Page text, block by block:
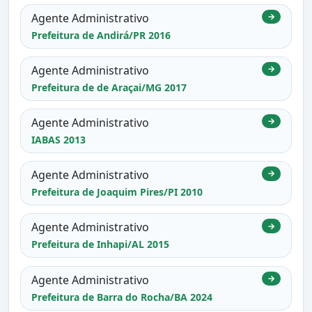
Agente Administrativo
Prefeitura de Andirá/PR 2016
→
Agente Administrativo
Prefeitura de de Araçai/MG 2017
→
Agente Administrativo
IABAS 2013
→
Agente Administrativo
Prefeitura de Joaquim Pires/PI 2010
→
Agente Administrativo
Prefeitura de Inhapi/AL 2015
→
Agente Administrativo
Prefeitura de Barra do Rocha/BA 2024
→